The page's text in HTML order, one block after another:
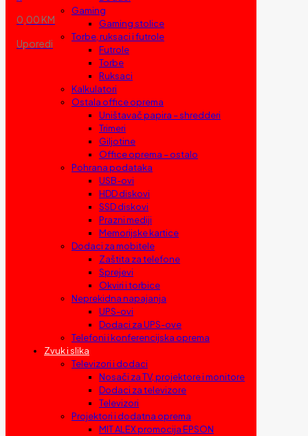
0,00 KM
Uporedi
Gaming
Gaming stolice
Torbe, ruksaci i futrole
Futrole
Torbe
Ruksaci
Kalkulatori
Ostala office oprema
Uništavač papira – shredderi
Trimeri
Giljotine
Office oprema – ostalo
Pohrana podataka
USB-ovi
HDD diskovi
SSD diskovi
Prazni mediji
Memorijske kartice
Dodaci za mobitele
Zaštita za telefone
Sprejevi
Okviri i torbice
Neprekidna napajanja
UPS-ovi
Dodaci za UPS-ove
Telefoni i konferencijska oprema
Zvuk i slika
Televizori i dodaci
Nosači za TV, projektore i monitore
Dodaci za televizore
Televizori
Projektori i dodatna oprema
MIT ALEX promocija EPSON